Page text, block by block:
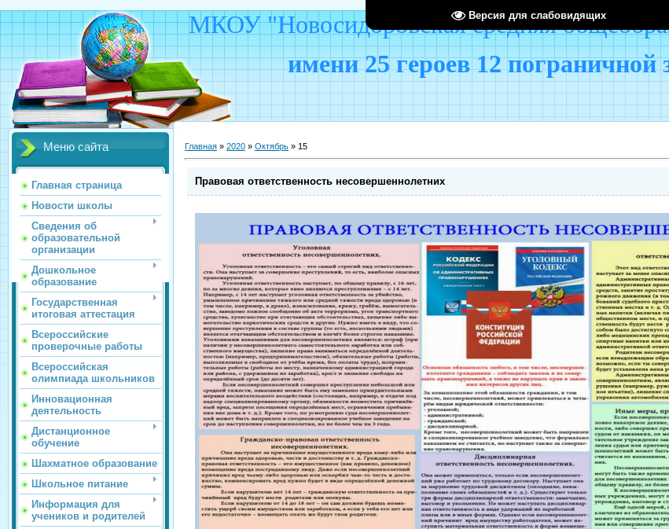
Версия для слабовидящих
МКОУ "Новосидоровская средняя
имени 25 героев 12 пограничной
Меню сайта
Главная страница
Новости школы
Сведения об
образовательной
организации
Дошкольное
образование
Государственная
итоговая аттестация
Всероссийские
проверочные работы
Всероссийская
олимпиада школьников
Инновационная
деятельность
Дистанционное
обучение
Шахматное образование
Школьное питание
Информация для
учеников и родителей
Главная » 2020 » Октябрь » 15
Правовая ответственность несовершеннолетних